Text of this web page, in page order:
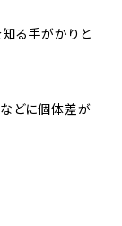
る手がかりと
どに個体差が